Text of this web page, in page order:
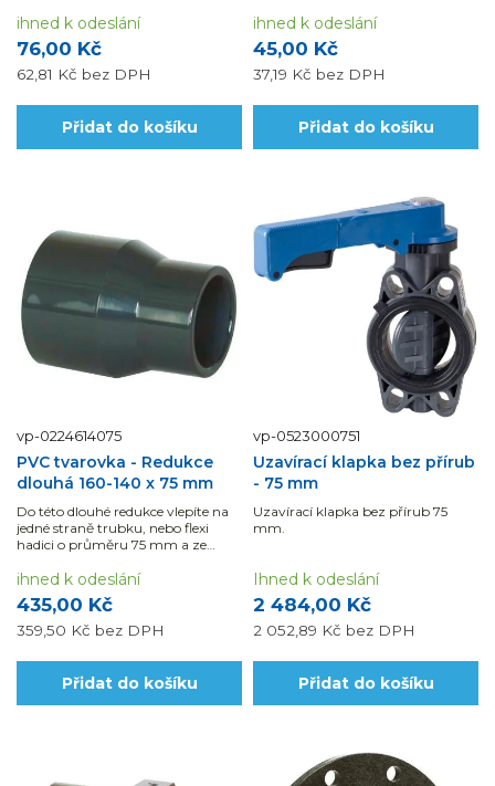
76,00 Kč
62,81 Kč bez DPH
ihned k odeslání
Přidat do košíku
45,00 Kč
37,19 Kč bez DPH
ihned k odeslání
Přidat do košíku
vp-0224614075
PVC tvarovka - Redukce
dlouhá 160-140 x 75 mm
Do této dlouhé redukce vlepíte na
jedné straně trubku, nebo flexi
hadici o průměru 75 mm a ze
435,00 Kč
359,50 Kč bez DPH
ihned k odeslání
Přidat do košíku
vp-0523000751
Uzavírací klapka bez přírub
- 75 mm
Uzavírací klapka bez přírub 75
mm.
2 484,00 Kč
2 052,89 Kč bez DPH
Ihned k odeslání
Přidat do košíku